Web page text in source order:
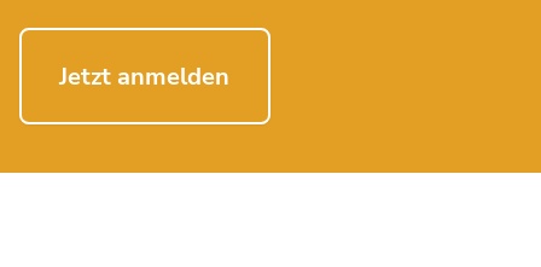
Jetzt anmelden